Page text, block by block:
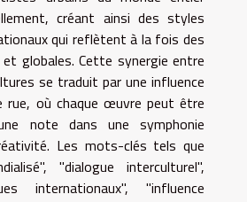
créant ainsi des styles
qui reflètent à la fois des
globales. Cette synergie entre
se traduit par une influence
rue, où chaque œuvre peut être
note dans une symphonie
Les mots-clés tels que
"dialogue interculturel",
internationaux", "influence